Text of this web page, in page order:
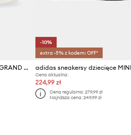
adidas sneakersy dziecięce GRAND COURT 00s
-10%
extra -5% z kodem: OFF*
Cena aktualna:
224,99 zł
Cena regularna: 279,99 zł
Najniższa cena: 249,99 zł